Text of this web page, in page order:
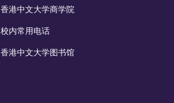
香港中文大学商学院
校内常用电话
香港中文大学图书馆